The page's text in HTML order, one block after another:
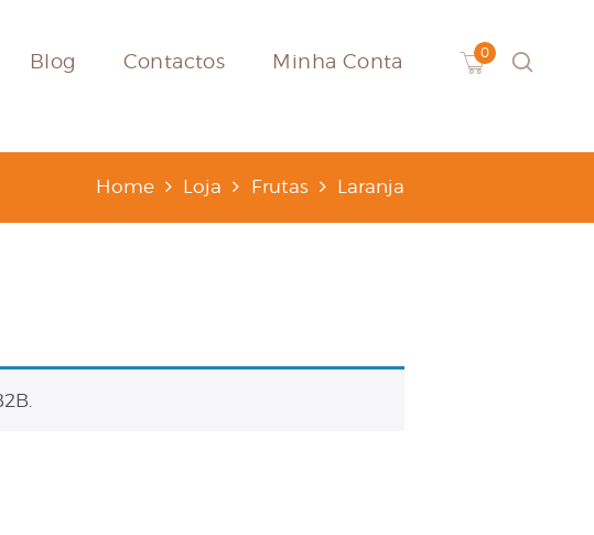
Blog Contactos Minha Conta
Home Loja Frutas Laranja